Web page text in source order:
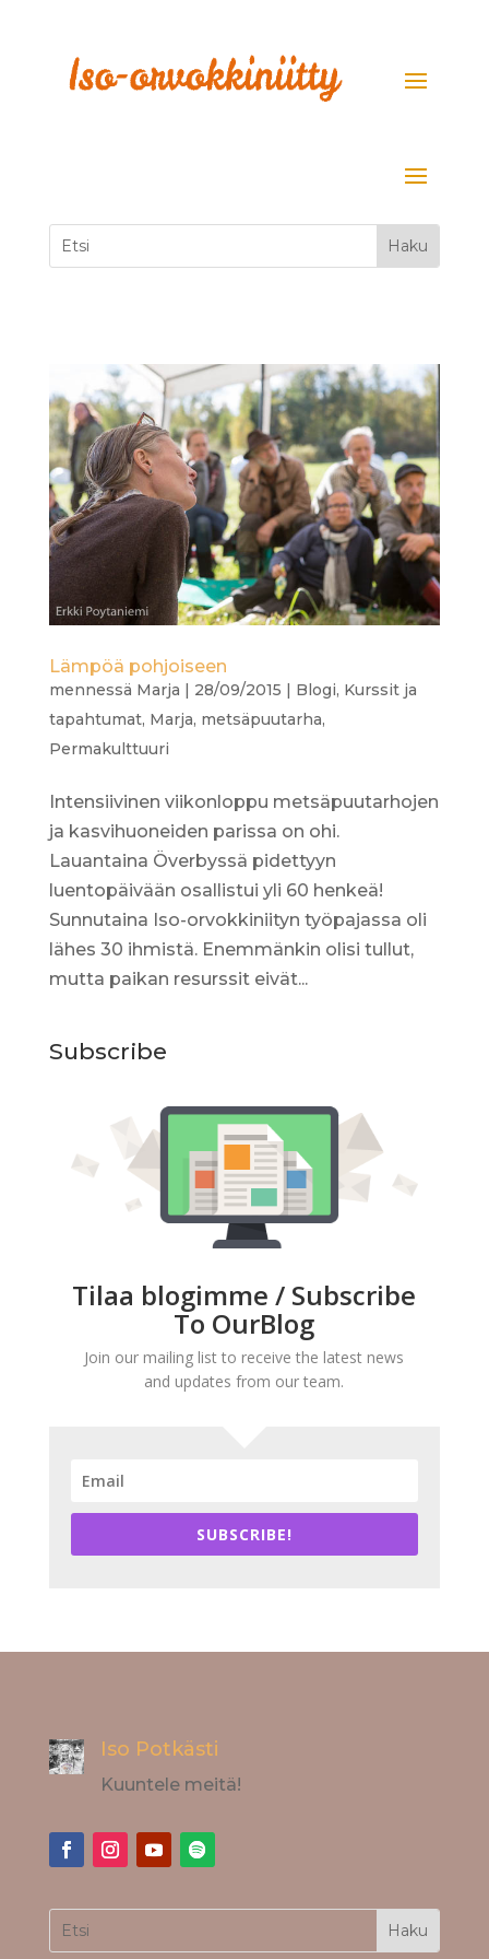
Lämpöä pohjoiseen
mennessä Marja | 28/09/2015 | Blogi, Kurssit ja
tapahtumat, Marja, metsäpuutarha,
Permakulttuuri
Intensiivinen viikonloppu metsäpuutarhojen
ja kasvihuoneiden parissa on ohi.
Lauantaina Överbyssä pidettyyn
luentopäivään osallistui yli 60 henkeä!
Sunnutaina Iso-orvokkiniityn työpajassa oli
lähes 30 ihmistä. Enemmänkin olisi tullut,
mutta paikan resurssit eivät...
Subscribe
Tilaa blogimme / Subscribe
To OurBlog
Join our mailing list to receive the latest news
and updates from our team.
SUBSCRIBE!
Iso Potkästi
Kuuntele meitä!